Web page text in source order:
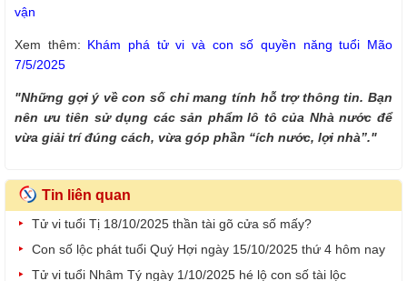
vận
Xem thêm: Khám phá tử vi và con số quyền năng tuổi Mão
7/5/2025
"Những gợi ý về con số chỉ mang tính hỗ trợ thông tin. Bạn
nên ưu tiên sử dụng các sản phẩm lô tô của Nhà nước để
vừa giải trí đúng cách, vừa góp phần “ích nước, lợi nhà”."
Tin liên quan
Tử vi tuổi Tị 18/10/2025 thần tài gõ cửa số mấy?
Con số lộc phát tuổi Quý Hợi ngày 15/10/2025 thứ 4 hôm nay
Tử vi tuổi Nhâm Tý ngày 1/10/2025 hé lộ con số tài lộc